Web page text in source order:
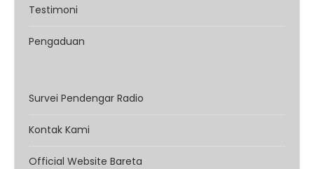
Testimoni
Pengaduan
Survei Pendengar Radio
Kontak Kami
Official Website Bareta